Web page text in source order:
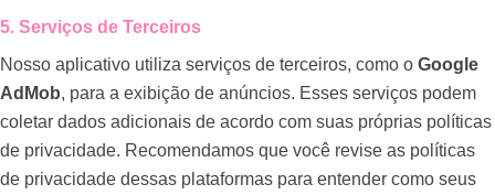
5. Serviços de Terceiros
Nosso aplicativo utiliza serviços de terceiros, como o Google
AdMob, para a exibição de anúncios. Esses serviços podem
coletar dados adicionais de acordo com suas próprias políticas
de privacidade. Recomendamos que você revise as políticas
de privacidade dessas plataformas para entender como seus